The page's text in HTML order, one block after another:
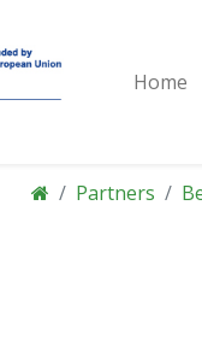
Home
Partners